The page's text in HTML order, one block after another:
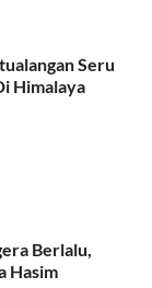
Seru
Himalaya
Berlalu,
Hasim